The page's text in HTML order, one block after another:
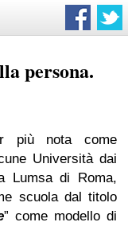
persona.
più nota come
Università dai
Lumsa di Roma,
scuola dal titolo
” come modello di